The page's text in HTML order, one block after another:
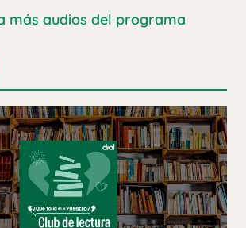
más audios del programa